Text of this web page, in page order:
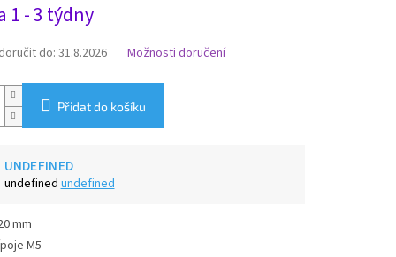
1 - 3 týdny
do: 31.8.2026 Možnosti doručení
Přidat do košíku
UNDEFINED
undefinedundefined
mm
M5